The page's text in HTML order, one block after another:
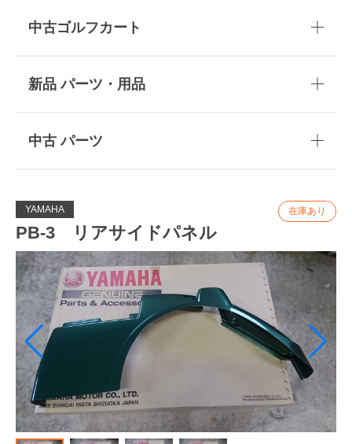
中古ゴルフカート
新品 パーツ・用品
バッテリー
タイヤ
カラス除け
アームレストカバー
中古 パーツ
ウィンドシールド
YAMAHA
PB-3 リアサイドパネル